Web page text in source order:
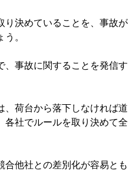
り決めていることを、事故が
。
、事故に関することを発信す
、荷台から落下しなければ道
各社でルールを取り決めて全
合他社との差別化が容易とも